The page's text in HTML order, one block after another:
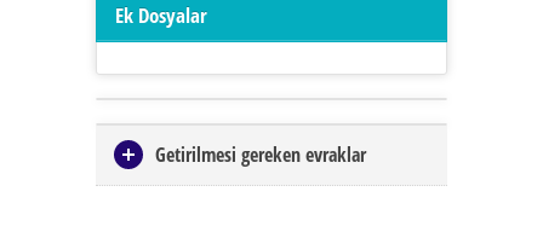
Ek Dosyalar
Getirilmesi gereken evraklar